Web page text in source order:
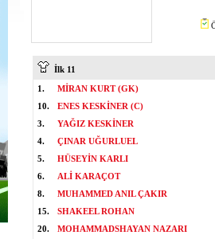
İlk 11
1.
MİRAN KURT (GK)
10.
ENES KESKİNER (C)
3.
YAĞIZ KESKİNER
4.
ÇINAR UĞURLUEL
5.
HÜSEYİN KARLI
6.
ALİ KARAÇOT
8.
MUHAMMED ANIL ÇAKIR
15.
SHAKEEL ROHAN
20.
MOHAMMADSHAYAN NAZARI